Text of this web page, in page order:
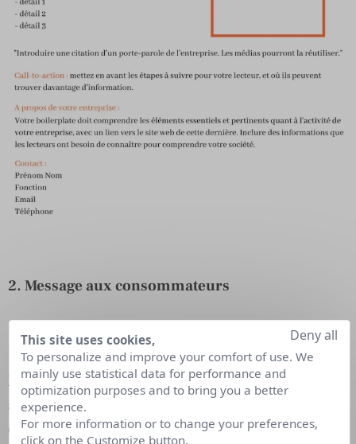
2. Message aux consommateurs
Les communiqués de presse ont durée de vie plus
longue sur internet. Ces versions prennent un
angle unique quant à l’actualité d’une marque, et
diffusent ainsi leur message directement aux
This site uses cookies,
To personalize and improve your comfort of use. We
mainly use statistical data for performance and
optimization purposes and to bring you a better
experience.
For more information or to change your preferences,
click on the Customize button.
Deny all